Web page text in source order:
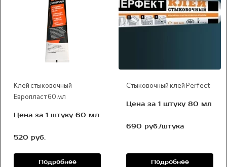
Клей стыковочный
Европласт 60 мл
Цена за 1 штуку 60 мл
520 руб.
Подробнее
Стыковочный клей Perfect
Цена за 1 штуку 80 мл
690 руб./штука
Подробнее